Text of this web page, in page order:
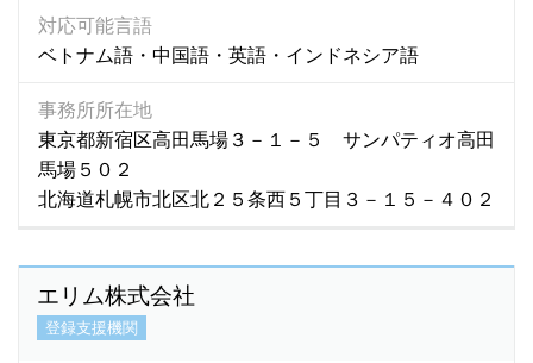
タジク語
(3)
チェコ語
チューク語 (1)
テルグ語
ドイツ語 (15)
トルクメニスタン語 (1)
ネパール語 (1,992)
ネパ－ル語
対応可能言語
ベトナム語・中国語・英語・インドネシア語
事務所所在地
東京都新宿区高田馬場３－１－５ サンパティオ高田
馬場５０２
北海道札幌市北区北２５条西５丁目３－１５－４０２
エリム株式会社
登録支援機関